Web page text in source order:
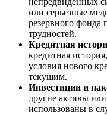
или серьезные
резервного фонда
трудностей.
Кредитная
кредитная
условия нового
текущим.
Инвестиции и
другие активы
использованы в